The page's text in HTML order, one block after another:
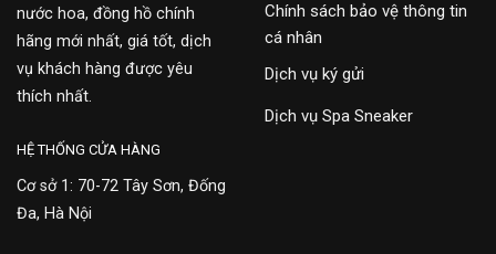
nước hoa, đồng hồ chính
hãng mới nhất, giá tốt, dịch
vụ khách hàng được yêu
thích nhất.
Chính sách bảo vệ thông tin
cá nhân
Dịch vụ ký gửi
Dịch vụ Spa Sneaker
HỆ THỐNG CỬA HÀNG
Cơ sở 1: 70-72 Tây Sơn, Đống
Đa, Hà Nội